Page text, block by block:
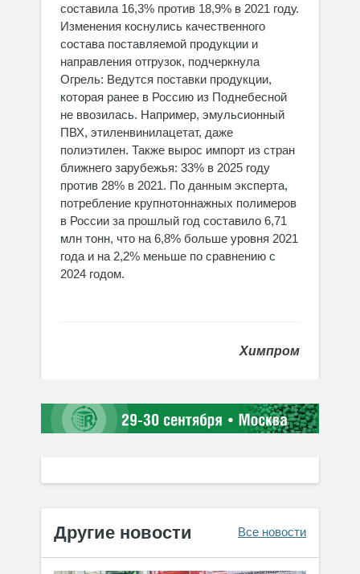
составила 16,3% против 18,9% в 2021 году.
Изменения коснулись качественного
состава поставляемой продукции и
направления отгрузок, подчеркнула
Огрель: Ведутся поставки продукции,
которая ранее в Россию из Поднебесной
не ввозилась. Например, эмульсионный
ПВХ, этиленвинилацетат, даже
полиэтилен. Также вырос импорт из стран
ближнего зарубежья: 33% в 2025 году
против 28% в 2021. По данным эксперта,
потребление крупнотоннажных полимеров
в России за прошлый год составило 6,71
млн тонн, что на 6,8% больше уровня 2021
года и на 2,2% меньше по сравнению с
2024 годом.
Химпром
Другие новости Все новости